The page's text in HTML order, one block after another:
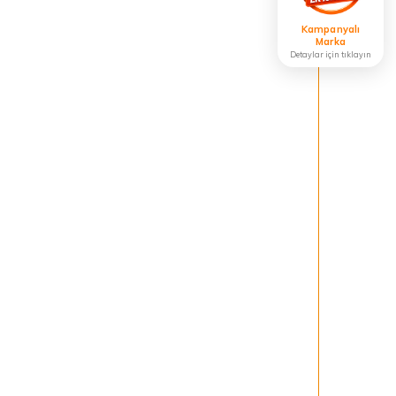
Kampanyalı
Marka
Detaylar için tıklayın